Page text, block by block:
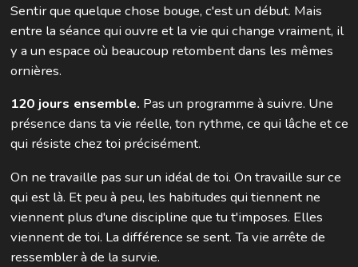
Sentir que quelque chose bouge, c'est un début. Mais
entre la séance qui ouvre et la vie qui change vraiment, il
y a un espace où beaucoup retombent dans les mêmes
ornières.
120 jours ensemble. Pas un programme à suivre. Une
présence dans ta vie réelle, ton rythme, ce qui lâche et ce
qui résiste chez toi précisément.
On ne travaille pas sur un idéal de toi. On travaille sur ce
qui est là. Et peu à peu, les habitudes qui tiennent ne
viennent plus d'une discipline que tu t'imposes. Elles
viennent de toi. La différence se sent. Ta vie arrête de
ressembler à de la survie.